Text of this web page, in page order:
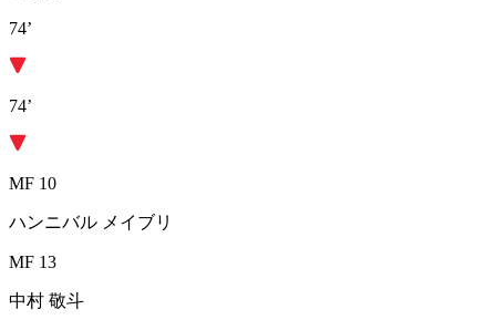
74’
74’
MF 10
ハンニバル メイブリ
MF 13
中村 敬斗